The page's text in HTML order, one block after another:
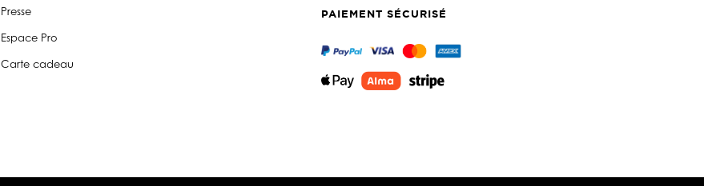
Presse
Espace Pro
Carte cadeau
PAIEMENT SÉCURISÉ